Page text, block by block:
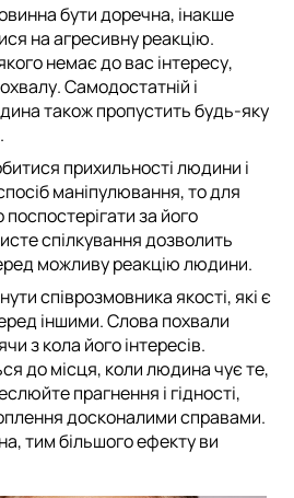
бути доречна, інакше
на агресивну реакцію.
немає до вас інтересу,
Самодостатній і
також пропустить будь-яку
прихильності людини і
маніпулювання, то для
за його
спілкування дозволить
можливу реакцію людини.
співрозмовника якості, які є
іншими. Слова похвали
з кола його інтересів.
до місця, коли людина чує те,
прагнення і гідності,
досконалими справами.
тим більшого ефекту ви